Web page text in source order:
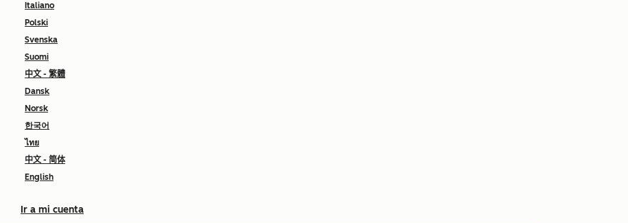
Italiano
Polski
Svenska
Suomi
中文 - 繁體
Dansk
Norsk
한국어
ไทย
中文 - 简体
English
Ir a mi cuenta